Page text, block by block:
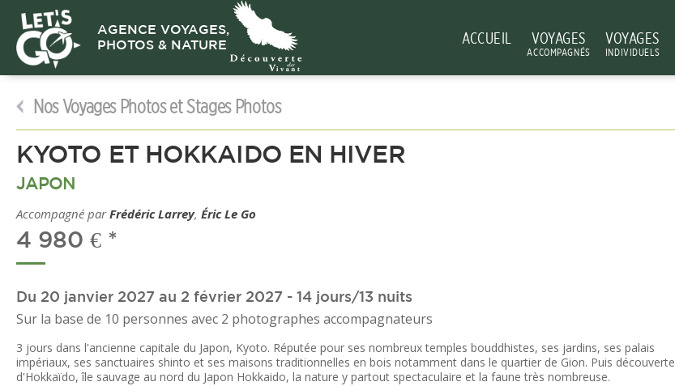
AGENCE VOYAGES,
PHOTOS & NATURE
ACCUEIL VOYAGES
ACCOMPAGNÉS
VOYAGES
INDIVIDUELS
Nos Voyages Photos et Stages Photos
KYOTO ET HOKKAIDO EN HIVER
JAPON
Accompagné parFrédéric Larrey, Éric Le Go
4 980 € *
Du 20 janvier 2027 au 2 février 2027 - 14 jours/13 nuits
Sur la base de 10 personnes avec 2 photographes accompagnateurs
3 jours dans l'ancienne capitale du Japon, Kyoto. Réputée pour ses nombreux temples bouddhistes, ses jardins, ses palais
impériaux, ses sanctuaires shinto et ses maisons traditionnelles en bois notamment dans le quartier de Gion. Puis découverte
d'Hokkaïdo, île sauvage au nord du Japon Hokkaido, la nature y partout spectaculaire et la faune très nombreuse.